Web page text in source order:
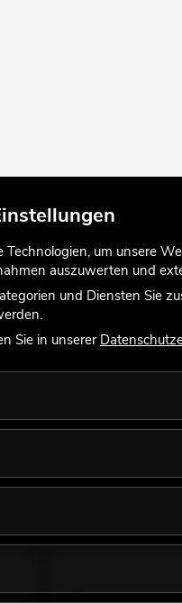
um unsere
auszuwerten und
und Diensten Sie
Sie in unserer